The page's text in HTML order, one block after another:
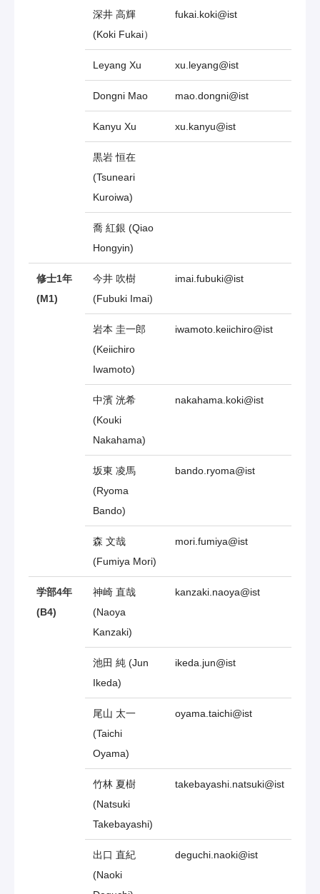
深井 高輝
(Koki Fukai）
fukai.koki@ist
Leyang Xu xu.leyang@ist
Dongni Mao mao.dongni@ist
Kanyu Xu xu.kanyu@ist
黒岩 恒在
(Tsuneari
Kuroiwa)
喬 紅銀 (Qiao
Hongyin)
修士1年
(M1)
今井 吹樹
(Fubuki Imai)
imai.fubuki@ist
岩本 圭一郎
(Keiichiro
Iwamoto)
iwamoto.keiichiro@ist
中濱 洸希
(Kouki
Nakahama)
nakahama.koki@ist
坂東 凌馬
(Ryoma
Bando)
bando.ryoma@ist
森 文哉
(Fumiya Mori)
mori.fumiya@ist
学部4年
(B4)
神崎 直哉
(Naoya
Kanzaki)
kanzaki.naoya@ist
池田 純 (Jun
Ikeda)
ikeda.jun@ist
尾山 太一
(Taichi
Oyama)
oyama.taichi@ist
竹林 夏樹
(Natsuki
Takebayashi)
takebayashi.natsuki@ist
出口 直紀
(Naoki
deguchi.naoki@ist